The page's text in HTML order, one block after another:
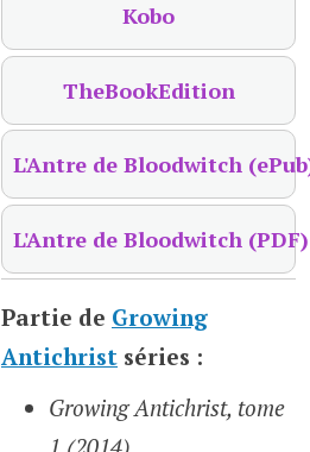
Kobo
TheBookEdition
L'Antre de Bloodwitch
L'Antre de Bloodwitch (PDF)
Partie de Growing
Antichrist séries :
Growing Antichrist, tome